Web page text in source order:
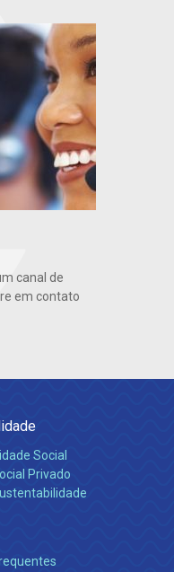
canal de
em contato
Social
Privado